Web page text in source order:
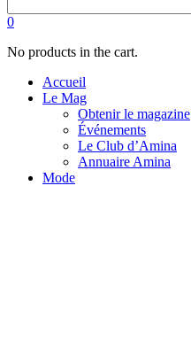
0
No products in the cart.
Accueil
Le Mag
Obtenir le magazine
Événements
Le Club d’Amina
Annuaire Amina
Mode